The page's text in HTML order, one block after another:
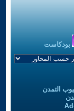
بودكاست
التمدن